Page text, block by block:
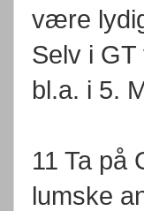
være
Selv i
bl.a. i 5.
11 Ta på
lumske